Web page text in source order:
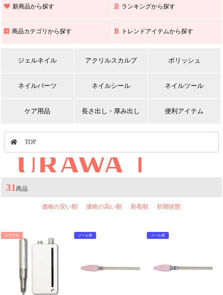
また､ 九州全域でお荷物のお届けに遅延が生じております｡
新商品から探す ランキングから探す
商品カテゴリから探す トレンドアイテムから探す
ジェルネイル アクリルスカルプ ポリッシュ
ネイルパーツ ネイルシール ネイルツール
ケア用品 長さ出し・厚み出し 便利アイテム
TOP
URAWA｜
31商品
価格の安い順 価格の高い順 新着順 初期状態
おすすめ メール便 メール便